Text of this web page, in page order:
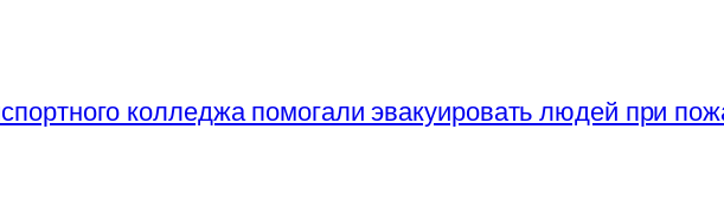
колледжа помогали эвакуировать людей при